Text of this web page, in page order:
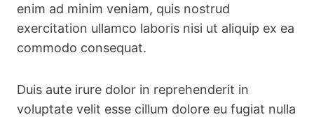
enim ad minim veniam, quis nostrud
exercitation ullamco laboris nisi ut aliquip ex ea
commodo consequat.
Duis aute irure dolor in reprehenderit in
voluptate velit esse cillum dolore eu fugiat nulla